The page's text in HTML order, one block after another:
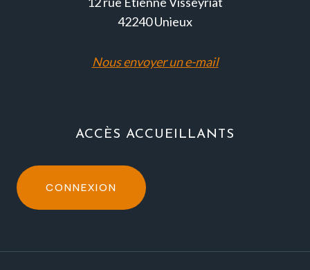
42240 Unieux
Nous envoyer un e-mail
ACCÈS ACCUEILLANTS
CONNEXION